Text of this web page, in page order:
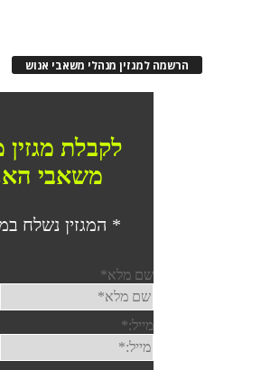
הרשמה למגזין מנהלי משאבי אנוש